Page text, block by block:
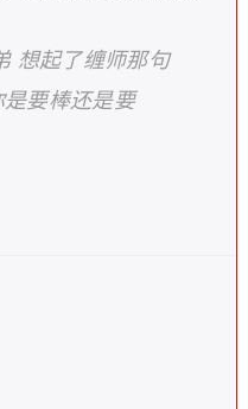
想起了缠师那句
要棒还是要